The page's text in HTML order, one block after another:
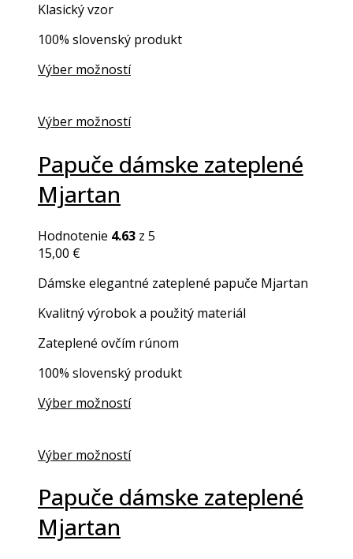
Klasický vzor
100% slovenský produkt
Výber možností
Výber možností
Papuče dámske zateplené
Mjartan
Hodnotenie 4.63 z 5
15,00 €
Dámske elegantné zateplené papuče Mjartan
Kvalitný výrobok a použitý materiál
Zateplené ovčím rúnom
100% slovenský produkt
Výber možností
Výber možností
Papuče dámske zateplené
Mjartan